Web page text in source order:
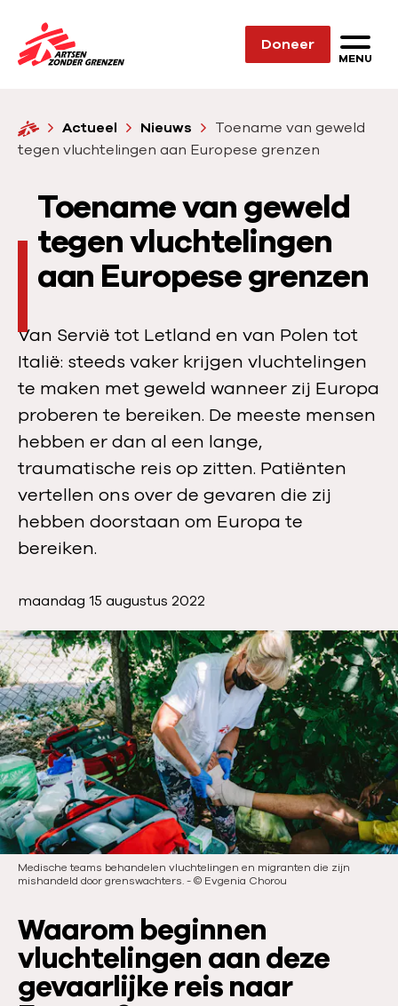
Sla navigatie over
N
r
d
a
g
e
Doneer
MENU
H
o
e
Actueel Nieuws
Toename van geweld
tegen vluchtelingen aan Europese grenzen
Toename van geweld
tegen vluchtelingen
aan Europese grenzen
Van Servië tot Letland en van Polen tot
Italië: steeds vaker krijgen vluchtelingen
te maken met geweld wanneer zij Europa
proberen te bereiken. De meeste mensen
hebben er dan al een lange,
traumatische reis op zitten. Patiënten
vertellen ons over de gevaren die zij
hebben doorstaan om Europa te
bereiken.
P
b
l
i
c
a
t
i
e
d
a
t
u
:
maandag 15 augustus 2022
Medische teams behandelen vluchtelingen en migranten die zijn
mishandeld door grenswachters.-© Evgenia Chorou
Waarom beginnen
vluchtelingen aan deze
gevaarlijke reis naar